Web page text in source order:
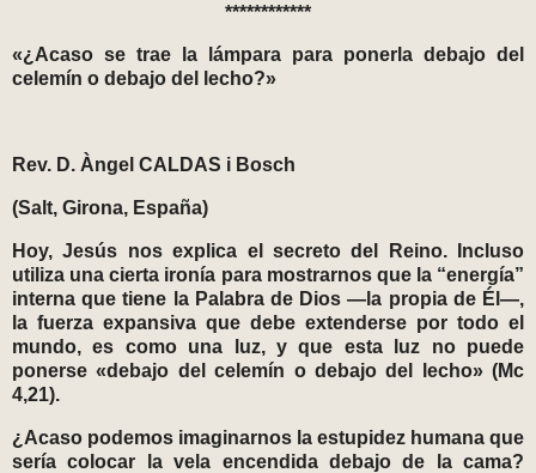
************
«¿Acaso se trae la lámpara para ponerla debajo del
celemín o debajo del lecho?»
Rev. D. Àngel CALDAS i Bosch
(Salt, Girona, España)
Hoy, Jesús nos explica el secreto del Reino. Incluso
utiliza una cierta ironía para mostrarnos que la “energía”
interna que tiene la Palabra de Dios —la propia de Él—,
la fuerza expansiva que debe extenderse por todo el
mundo, es como una luz, y que esta luz no puede
ponerse «debajo del celemín o debajo del lecho» (Mc
4,21).
¿Acaso podemos imaginarnos la estupidez humana que
sería colocar la vela encendida debajo de la cama?